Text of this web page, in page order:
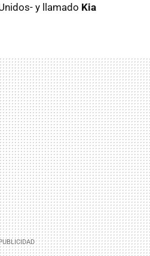
y llamado Kia